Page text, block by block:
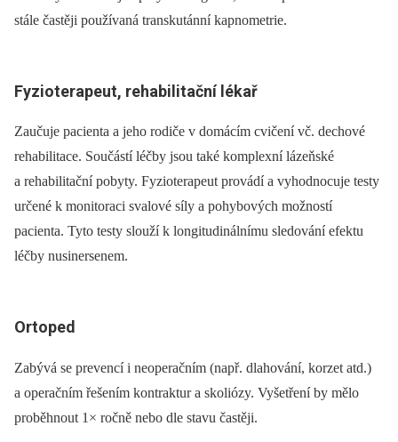
stále častěji používaná trans­kutánní kapnometrie.
Fyzioterapeut, rehabilitační lékař
Zaučuje pacienta a jeho rodiče v domácím cvičení vč. dechové
rehabilitace. Součástí léčby jsou také komplexní lázeňské
a rehabilitační pobyty. Fyzioterapeut provádí a vyhodnocuje testy
určené k monitoraci svalové síly a pohybových možností
pacienta. Tyto testy slouží k longitudinálnímu sledování efektu
léčby nusinersenem.
Ortoped
Zabývá se prevencí i neoperačním (např. dlahování, korzet atd.)
a operačním řešením kontraktur a skoliózy. Vyšetření by mělo
proběhnout 1× ročně nebo dle stavu častěji.